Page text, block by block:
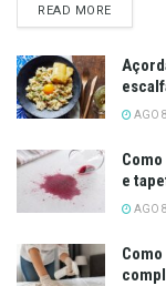
READ MOREDETAILS
AGO
e
AGO